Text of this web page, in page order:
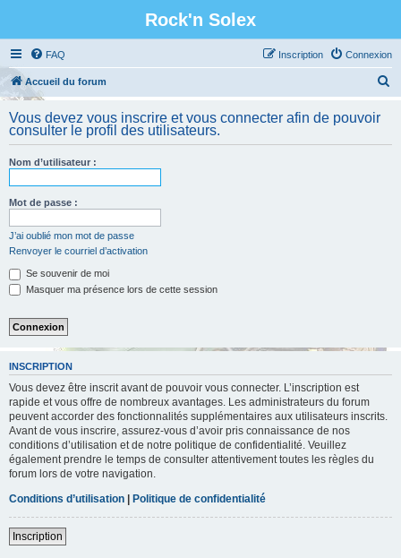
Rock'n Solex
FAQ Connexion
Inscription
Accueil du forum
h
Vous devez vous inscrire et vous connecter afin de pouvoir
consulter le profil des utilisateurs.
Nom d’utilisateur :
Mot de passe :
J’ai oublié mon mot de passe
Renvoyer le courriel d’activation
Se souvenir de moi
Masquer ma présence lors de cette session
INSCRIPTION
Vous devez être inscrit avant de pouvoir vous connecter. L’inscription est
rapide et vous offre de nombreux avantages. Les administrateurs du forum
peuvent accorder des fonctionnalités supplémentaires aux utilisateurs inscrits.
Avant de vous inscrire, assurez-vous d’avoir pris connaissance de nos
conditions d’utilisation et de notre politique de confidentialité. Veuillez
également prendre le temps de consulter attentivement toutes les règles du
forum lors de votre navigation.
Conditions d’utilisation | Politique de confidentialité
Inscription